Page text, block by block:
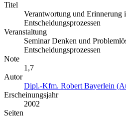
Titel
Verantwortung und Erinnerung
Entscheidungsprozessen
Veranstaltung
Seminar Denken und
Entscheidungsprozessen
Note
1,7
Autor
Dipl.-Kfm. Robert Bayerlein
Erscheinungsjahr
2002
Seiten